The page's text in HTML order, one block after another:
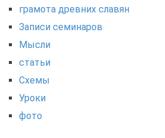
грамота древних славян
Записи семинаров
Мысли
статьи
Схемы
Уроки
фото